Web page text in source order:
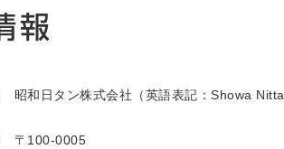
昭和日タン株式会社（英語表記：Showa
〒100-0005